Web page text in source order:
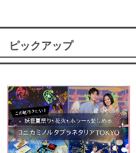
ピックアップ